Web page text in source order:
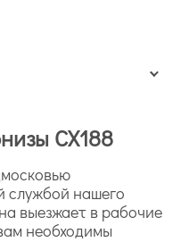
CX188
службой нашего
выезжает в рабочие
необходимы